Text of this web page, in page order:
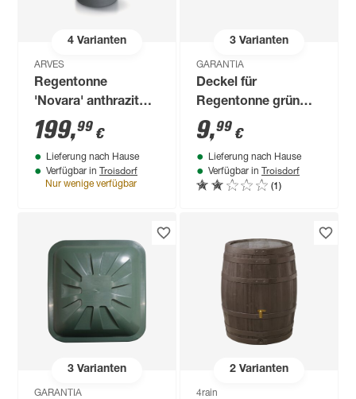
4Varianten
ARVES
Regentonne
'Novara' anthrazit
280 l
199,99 €
Lieferung nach Hause
Verfügbar in Troisdorf
Nur wenige verfügbar
3Varianten
GARANTIA
Deckel für
Regentonne grün
210 l Ø 77 cm
9,99 €
Lieferung nach Hause
Verfügbar in Troisdorf
(1)
3Varianten
GARANTIA
2Varianten
4rain